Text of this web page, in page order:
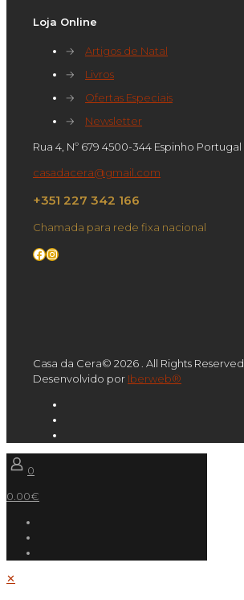
Loja Online
→
Artigos de Natal
→
Livros
→
Ofertas Especiais
→
Newsletter
Rua 4, Nº 679 4500-344 Espinho Portugal
casadacera@gmail.com
+351 227 342 166
Chamada para rede fixa nacional
Facebook
Instagram
Casa da Cera© 2026 . All Rights Reserved.
Desenvolvido por Iberweb®
0
0.00€
✕